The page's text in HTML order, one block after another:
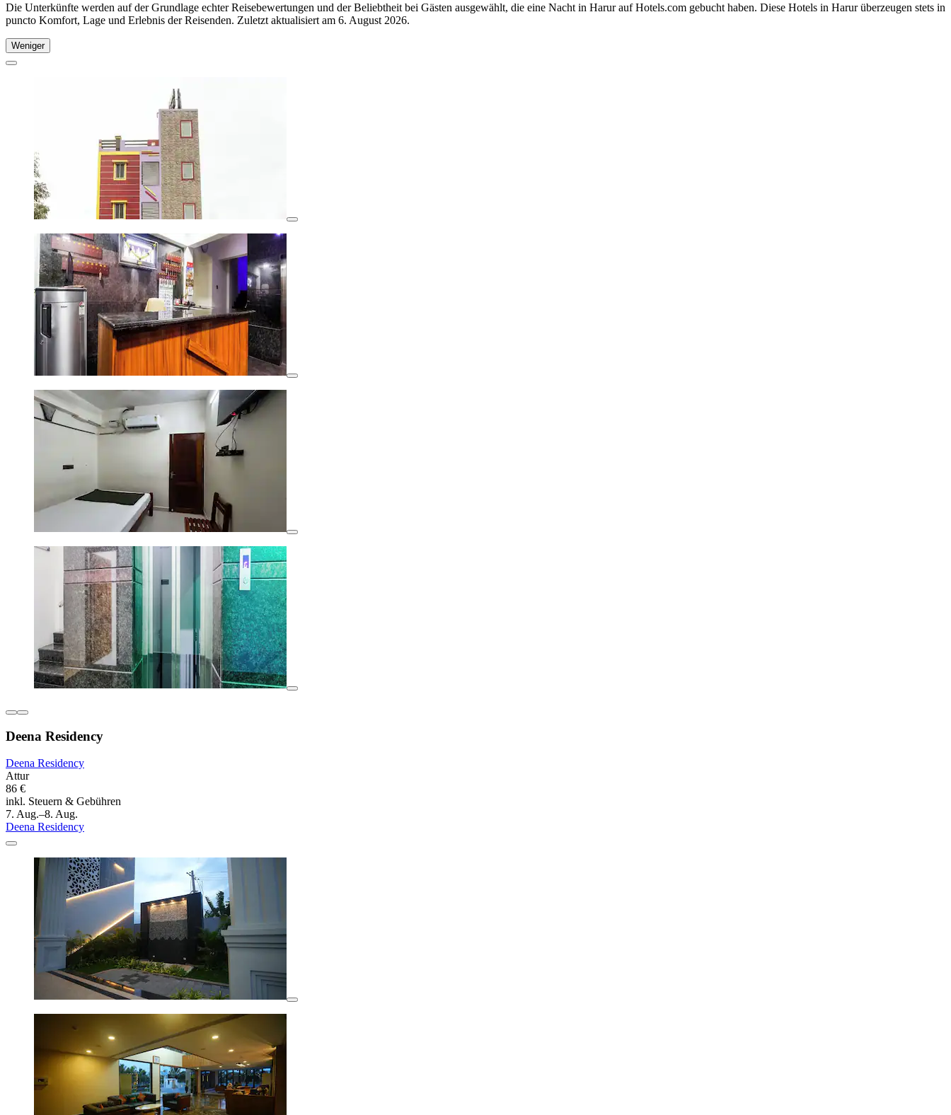
Die Unterkünfte werden auf der Grundlage echter Reisebewertungen und der Beliebtheit bei Gästen ausgewählt, die eine Nacht in Harur auf Hotels.com gebucht haben. Diese Hotels in Harur überzeugen stets in
puncto Komfort, Lage und Erlebnis der Reisenden. Zuletzt aktualisiert am 6. August 2026.
Weniger
Deena Residency
Deena Residency
Attur
86 €
inkl. Steuern & Gebühren
7. Aug.–8. Aug.
Deena Residency